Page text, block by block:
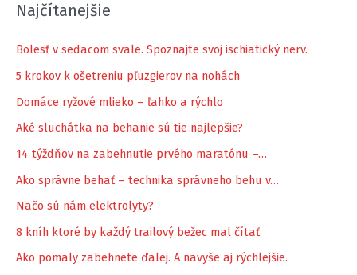
Najčítanejšie
Bolesť v sedacom svale. Spoznajte svoj ischiatický nerv.
5 krokov k ošetreniu pľuzgierov na nohách
Domáce ryžové mlieko – ľahko a rýchlo
Aké sluchátka na behanie sú tie najlepšie?
14 týždňov na zabehnutie prvého maratónu –…
Ako správne behať – technika správneho behu v…
Načo sú nám elektrolyty?
8 kníh ktoré by každý trailový bežec mal čítať
Ako pomaly zabehnete ďalej. A navyše aj rýchlejšie.